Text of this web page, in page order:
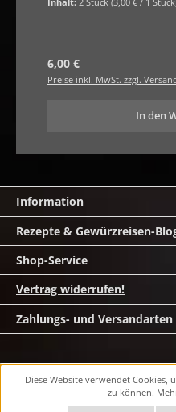
Regulärer Preis:
6,00 €
Preise inkl. MwSt. zzgl.
In den
Information
Rezepte & Gewürzreisen-
Shop-Service
Vertrag widerrufen!
Zahlungs- und Versandarten
Nachnahmegebühren,
© 2026 masawi.de - Alle Rechte
Diese Website verwendet Cookies,
zu können.